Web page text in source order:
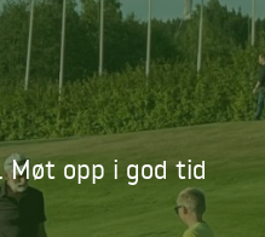
Møt opp i god tid